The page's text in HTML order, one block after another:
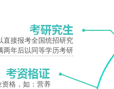
改革发展的新形势下，学院将以服务
建设培养更多更优秀的高技能人才
直接报考全国统招研究
两年后以同等学历考研
格，如：营养